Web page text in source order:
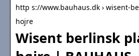
http s://www.bauhaus.dk › wisent-
hojre
Wisent berlinsk